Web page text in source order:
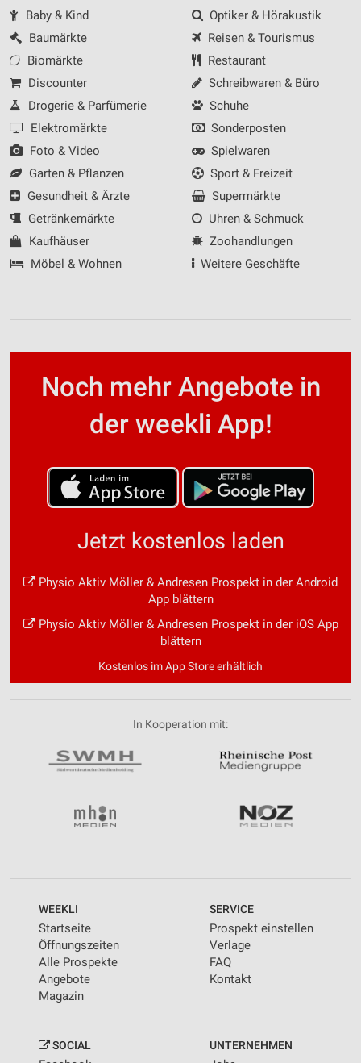
Baby & Kind
Baumärkte
Biomärkte
Discounter
Drogerie & Parfümerie
Elektromärkte
Foto & Video
Garten & Pflanzen
Gesundheit & Ärzte
Getränkemärkte
Kaufhäuser
Möbel & Wohnen
Optiker & Hörakustik
Reisen & Tourismus
Restaurant
Schreibwaren & Büro
Schuhe
Sonderposten
Spielwaren
Sport & Freizeit
Supermärkte
Uhren & Schmuck
Zoohandlungen
Weitere Geschäfte
Noch mehr Angebote in
der weekli App!
Jetzt kostenlos laden
Physio Aktiv Möller & Andresen Prospekt in der Android
App blättern
Physio Aktiv Möller & Andresen Prospekt in der iOS App
blättern
Kostenlos im App Store erhältlich
In Kooperation mit:
WEEKLI
Startseite
Öffnungszeiten
Alle Prospekte
Angebote
Magazin
SERVICE
Prospekt einstellen
Verlage
FAQ
Kontakt
SOCIAL UNTERNEHMEN
Verwendung genauer Standortdaten
Geräte anhand von aktiv angeforderten
Informationen identifizieren
Nicht-IAB-Verarbeitungszwecke:
Notwendig
Funktional